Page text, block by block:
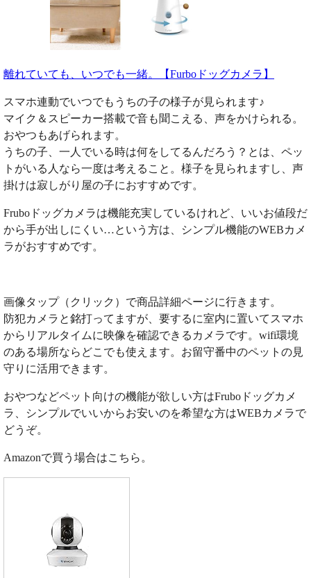
離れていても、いつでも一緒。【Furboドッグカメラ】
スマホ連動でいつでもうちの子の様子が見られます♪
マイク＆スピーカー搭載で音も聞こえる、声をかけられる。
おやつもあげられます。
うちの子、一人でいる時は何をしてるんだろう？とは、ペッ
トがいる人なら一度は考えること。様子を見られますし、声
掛けは寂しがり屋の子におすすめです。
Fruboドッグカメラは機能充実しているけれど、いいお値段だ
から手が出しにくい…という方は、シンプル機能のWEBカメ
ラがおすすめです。
画像タップ（クリック）で商品詳細ページに行きます。
防犯カメラと銘打ってますが、要するに室内に置いてスマホ
からリアルタイムに映像を確認できるカメラです。wifi環境
のある場所ならどこでも使えます。お留守番中のペットの見
守りに活用できます。
おやつなどペット向けの機能が欲しい方はFruboドッグカメ
ラ、シンプルでいいからお安いのを希望な方はWEBカメラで
どうぞ。
Amazonで買う場合はこちら。